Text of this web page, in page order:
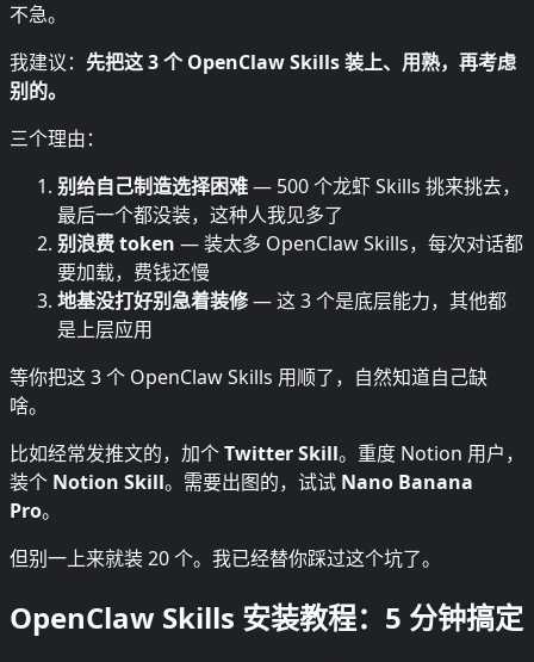
不急。
我建议： 先把这 3 个 OpenClaw Skills 装上、用熟，再考虑
别的。
三个理由：
别给自己制造选择困难— 500 个龙虾 Skills 挑来挑去，
最后一个都没装，这种人我见多了
别浪费 token — 装太多 OpenClaw Skills，每次对话都
要加载，费钱还慢
地基没打好别急着装修— 这 3 个是底层能力，其他都
是上层应用
等你把这 3 个 OpenClaw Skills 用顺了，自然知道自己缺
啥。
比如经常发推文的，加个Twitter Skill。重度 Notion 用户，
装个 Notion Skill。需要出图的，试试 Nano Banana
Pro。
但别一上来就装 20 个。我已经替你踩过这个坑了。
OpenClaw Skills 安装教程：5 分钟搞定